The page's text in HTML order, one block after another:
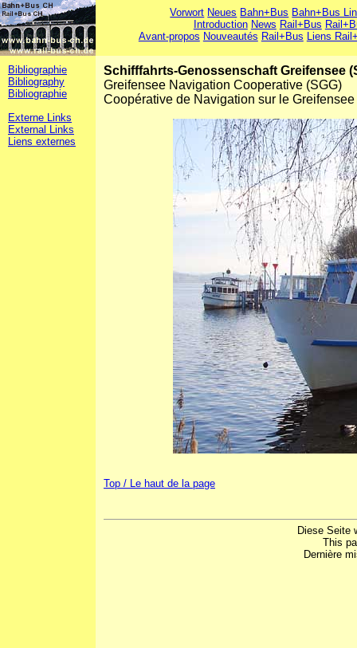
Vorwort Neues Bahn+Bus Bahn+Bus
Introduction News Rail+Bus
Avant-propos Nouveautés Rail+Bus Liens
Bibliographie
Bibliography
Bibliographie
Externe Links
External Links
Liens externes
Schifffahrts-Genossenschaft Greifensee
Greifensee Navigation Cooperative (SGG)
Coopérative de Navigation sur le Greifensee
Top / Le haut de la page
Diese Seite
This
Dernière